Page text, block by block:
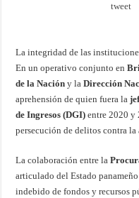
tweet
La integridad de las
En un operativo conjunto en
de la Nación y laDirección
aprehensión de quien fuera la
de Ingresos (DGI) entre 2020 y
persecución de delitos contra
La colaboración entre la
articulado del Estado
indebido de fondos y recursos